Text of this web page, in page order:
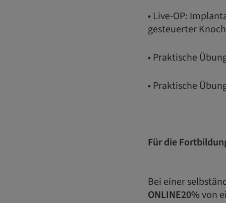
• Live-OP:
gesteuerter
• Praktische
• Praktische
Für die
Bei einer
ONLINE20%von